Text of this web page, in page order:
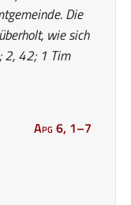
Die
wie sich
2, 42; 1 Tim
Apg 6, 1–7